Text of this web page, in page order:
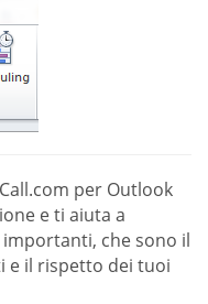
per Outlook
e ti aiuta a
che sono il
e il rispetto dei tuoi